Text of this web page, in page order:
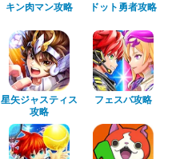
キン肉マン攻略 ドット勇者攻略
星矢ジャスティス
攻略
フェスバ攻略